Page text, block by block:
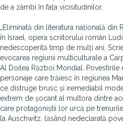
de a zâmbi în fața vicisitudinilor.
„Eliminată din literatura națională din
în Israel, opera scriitorului român
nedescoperită timp de mulți ani.
evocarea regiunii multiculturale a
Al Doilea Război Mondial.
personaje care trăiesc în regiunea
ce distruge brusc și iremediabil
extrem de șocant al multora dintre
care protagoniștii lor urcă pe
la Auschwitz, lăsând nedeclarată